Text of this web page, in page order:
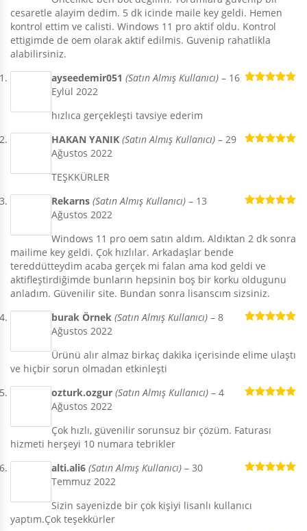
cesaretle alayim dedim. 5 dk icinde maile key geldi. Hemen
kontrol ettim ve calisti. Windows 11 pro aktif oldu. Kontrol
ettigimde de oem olarak aktif edilmis. Guvenip rahatlikla
alabilirsiniz.
ayseedemir051 (Satın Almış Kullanıcı) – 16
Eylül 2022
hızlıca gerçekleşti tavsiye ederim
HAKAN YANIK (Satın Almış Kullanıcı) – 29
Ağustos 2022
TEŞKKÜRLER
Rekarns (Satın Almış Kullanıcı) – 13
Ağustos 2022
Windows 11 pro oem satın aldım. Aldıktan 2 dk sonra
mailime key geldi. Çok hızlılar. Arkadaşlar bende
tereddütteydim acaba gerçek mi falan ama kod geldi ve
aktifleştirdiğimde bunların hepsinin boş bir korku oldugunu
anladım. Güvenilir site. Bundan sonra lisanscım sizsiniz.
burak Örnek (Satın Almış Kullanıcı) – 8
Ağustos 2022
Ürünü alır almaz birkaç dakika içerisinde elime ulaştı
ve hiçbir sorun olmadan etkinleşti
ozturk.ozgur (Satın Almış Kullanıcı) – 4
Ağustos 2022
Çok hızlı, güvenilir sorunsuz bir çözüm. Faturası
hizmeti herşeyi 10 numara tebrikler
alti.ali6 (Satın Almış Kullanıcı) – 30
Temmuz 2022
Sizin sayenizde bir çok kişiyi lisanlı kullanıcı
yaptım.Çok teşekkürler